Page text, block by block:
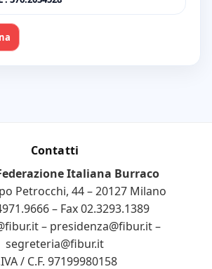
Contatti
Italiana Burraco
Petrocchi, 44 – 20127 Milano
– Fax 02.3293.1389
– presidenza@fibur.it–
segreteria@fibur.it
/ C.F. 97199980158